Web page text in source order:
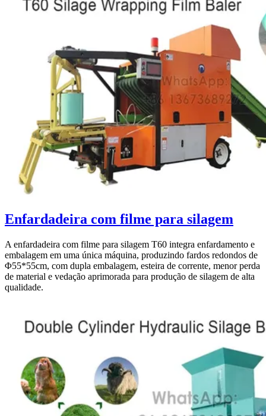
Enfardadeira com filme para silagem
A enfardadeira com filme para silagem T60 integra enfardamento e
embalagem em uma única máquina, produzindo fardos redondos de
Φ55*55cm, com dupla embalagem, esteira de corrente, menor perda
de material e vedação aprimorada para produção de silagem de alta
qualidade.